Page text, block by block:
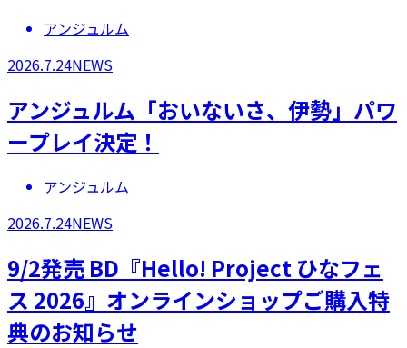
アンジュルム
2026.7.24NEWS
アンジュルム「おいないさ、伊勢」パワ
ープレイ決定！
アンジュルム
2026.7.24NEWS
9/2発売 BD『Hello! Project ひなフェ
ス 2026』オンラインショップご購入特
典のお知らせ